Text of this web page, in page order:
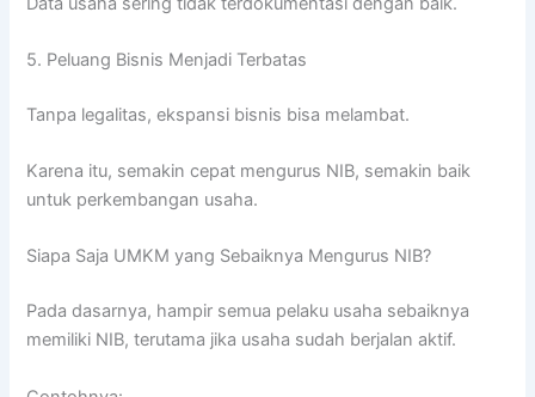
5. Peluang Bisnis Menjadi Terbatas
Tanpa legalitas, ekspansi bisnis bisa melambat.
Karena itu, semakin cepat mengurus NIB, semakin baik
untuk perkembangan usaha.
Siapa Saja UMKM yang Sebaiknya Mengurus NIB?
Pada dasarnya, hampir semua pelaku usaha sebaiknya
memiliki NIB, terutama jika usaha sudah berjalan aktif.